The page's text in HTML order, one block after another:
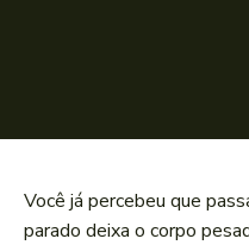
Você já percebeu que
parado deixa o corpo